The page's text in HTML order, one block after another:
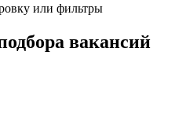
или фильтры
вакансий